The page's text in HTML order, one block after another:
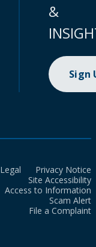
&
Sign
Legal
Privacy Notice
Site Accessibility
Access to Information
Scam Alert
File a Complaint